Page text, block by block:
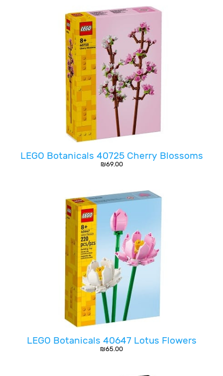
LEGO Botanicals 40725 Cherry Blossoms
₪69.00
LEGO Botanicals 40647 Lotus Flowers
₪65.00